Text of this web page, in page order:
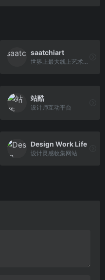
saatchiart
世界上最大线上艺术馆之一
站酷
设计师互动平台
Design Work Life
设计灵感收集网站